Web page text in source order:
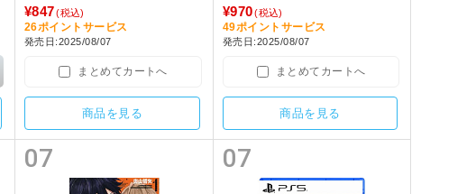
¥847 (税込)
26ポイントサービス
発売日:2025/08/07
まとめてカートへ
商品を見る
¥970 (税込)
49ポイントサービス
発売日:2025/08/07
まとめてカートへ
商品を見る
07 07